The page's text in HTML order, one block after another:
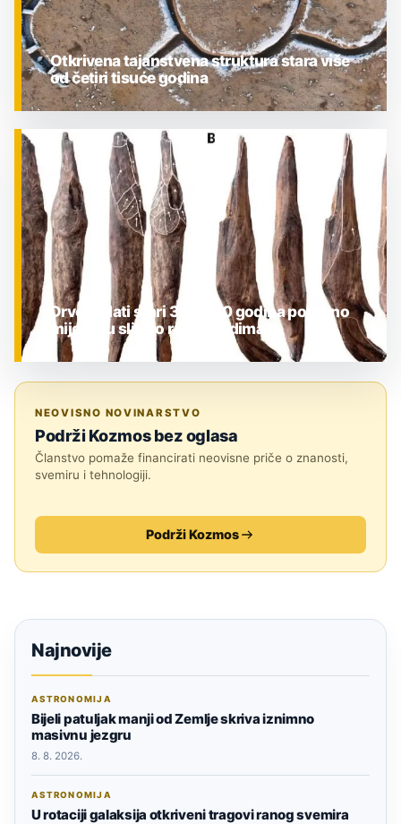
ZNANOST
Otkrivena tajanstvena struktura stara više
od četiri tisuće godina
Drveni alati stari 300.000 godina potpuno
mijenjaju sliku o ranim ljudima
NEOVISNO NOVINARSTVO
Podrži Kozmos bez oglasa
Članstvo pomaže financirati neovisne priče o znanosti,
svemiru i tehnologiji.
Podrži Kozmos
Najnovije
ASTRONOMIJA
Bijeli patuljak manji od Zemlje skriva iznimno
masivnu jezgru
8. 8. 2026.
ASTRONOMIJA
U rotaciji galaksija otkriveni tragovi ranog svemira